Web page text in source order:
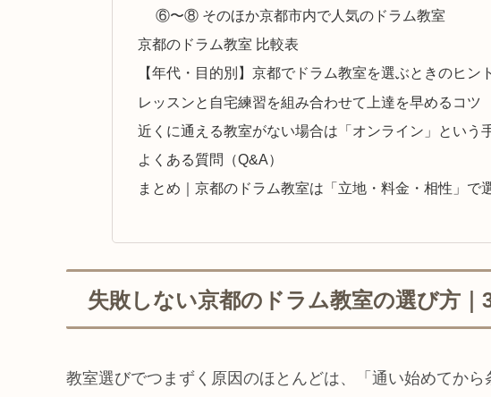
⑥〜⑧ そのほか京都市内で人気のドラム教室
京都のドラム教室 比較表
【年代・目的別】京都でドラム教室を選ぶときのヒント
レッスンと自宅練習を組み合わせて上達を早めるコツ
近くに通える教室がない場合は「オンライン」という
よくある質問（Q&A）
まとめ｜京都のドラム教室は「立地・料金・相性」で
失敗しない京都のドラム教室の選び方
教室選びでつまずく原因のほとんどは、「通い始めてか